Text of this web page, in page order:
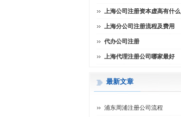
上海公司注册资本虚高有什么
上海分公司注册流程及费用
代办公司注册
上海代理注册公司哪家最好
最新文章
浦东周浦注册公司流程